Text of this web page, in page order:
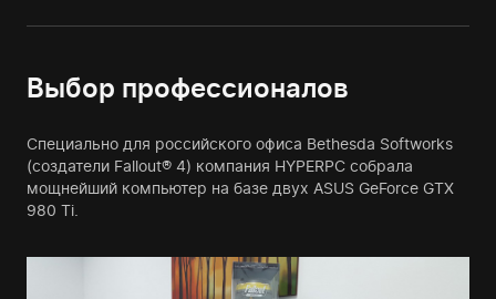
Выбор профессионалов
Специально для российского офиса Bethesda Softworks
(создатели Fallout® 4) компания HYPERPC собрала
мощнейший компьютер на базе двух ASUS GeForce GTX
980 Ti.